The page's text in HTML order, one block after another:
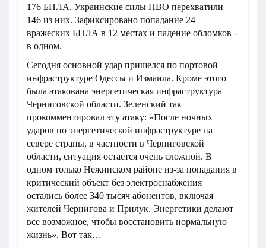
176 БПЛА. Украинские силы ПВО перехватили
146 из них. Зафиксировано попадание 24
вражеских БПЛА в 12 местах и падение обломков -
в одном.
Сегодня основной удар пришелся по портовой
инфраструктуре Одессы и Измаила. Кроме этого
была атакована энергетическая инфраструктура
Черниговской области. Зеленский так
прокомментировал эту атаку: «После ночных
ударов по энергетической инфраструктуре на
севере страны, в частности в Черниговской
области, ситуация остается очень сложной. В
одном только Нежинском районе из-за попадания в
критический объект без электроснабжения
остались более 340 тысяч абонентов, включая
жителей Чернигова и Прилук. Энергетики делают
все возможное, чтобы восстановить нормальную
жизнь». Вот так…